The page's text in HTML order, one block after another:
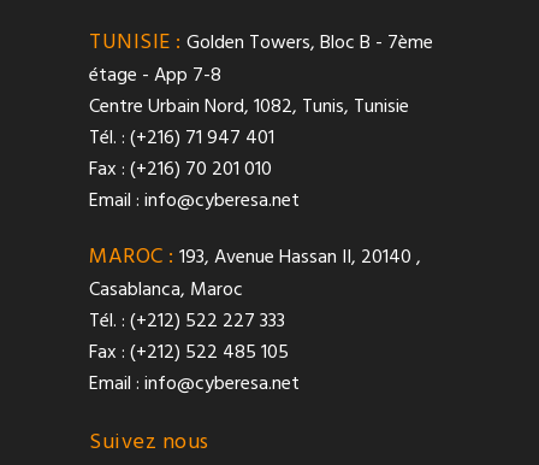
TUNISIE : Golden Towers, Bloc B - 7ème
étage - App 7-8
Centre Urbain Nord, 1082, Tunis, Tunisie
Tél. : (+216) 71 947 401
Fax : (+216) 70 201 010
Email :info@cyberesa.net
MAROC : 193, Avenue Hassan II, 20140 ,
Casablanca, Maroc
Tél. : (+212) 522 227 333
Fax : (+212) 522 485 105
Email :info@cyberesa.net
Suivez nous